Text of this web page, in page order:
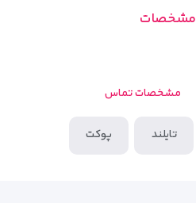
مشخصات
مشخصات تماس
تایلند پوکت